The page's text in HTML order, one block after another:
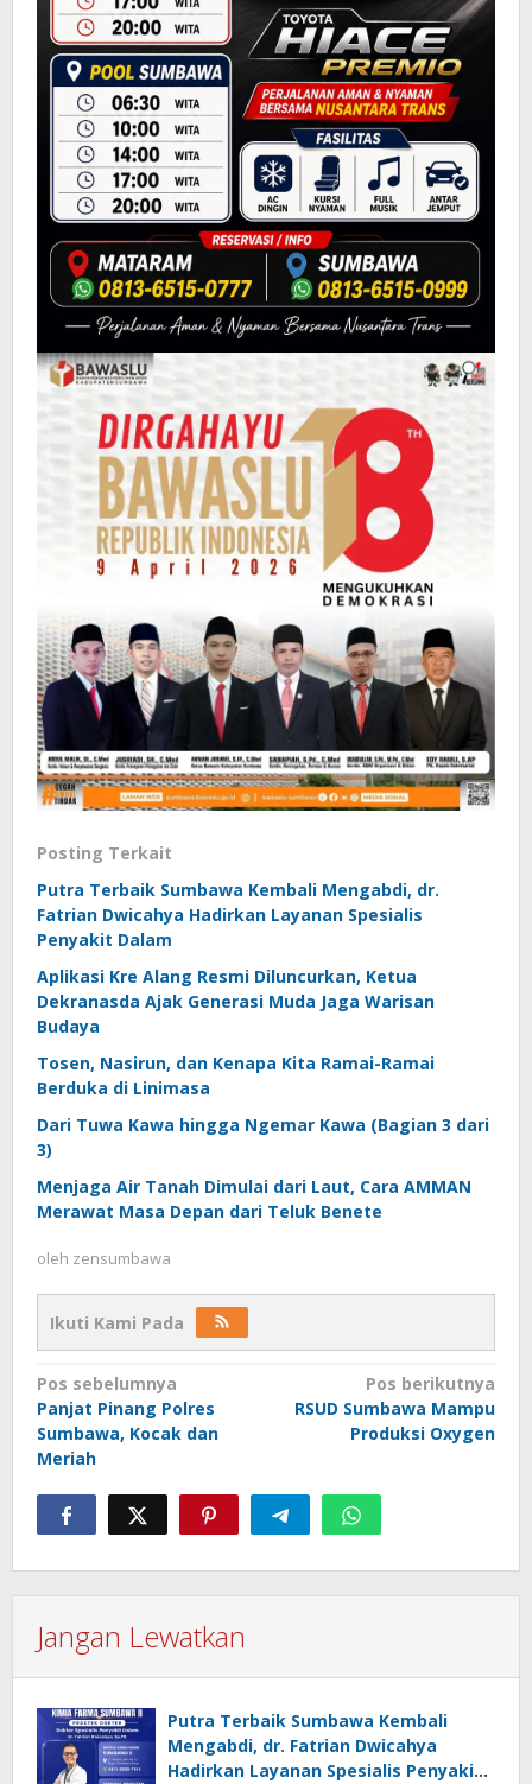
Posting Terkait
Putra Terbaik Sumbawa Kembali Mengabdi, dr.
Fatrian Dwicahya Hadirkan Layanan Spesialis
Penyakit Dalam
Aplikasi Kre Alang Resmi Diluncurkan, Ketua
Dekranasda Ajak Generasi Muda Jaga Warisan
Budaya
Tosen, Nasirun, dan Kenapa Kita Ramai-Ramai
Berduka di Linimasa
Dari Tuwa Kawa hingga Ngemar Kawa (Bagian 3 dari
3)
Menjaga Air Tanah Dimulai dari Laut, Cara AMMAN
Merawat Masa Depan dari Teluk Benete
oleh zensumbawa
Ikuti Kami Pada
Navigasi
pos
Pos sebelumnya
Panjat Pinang Polres
Sumbawa, Kocak dan
Meriah
Pos berikutnya
RSUD Sumbawa Mampu
Produksi Oxygen
Jangan Lewatkan
Putra Terbaik Sumbawa Kembali
Mengabdi, dr. Fatrian Dwicahya
Hadirkan Layanan Spesialis Penyakit